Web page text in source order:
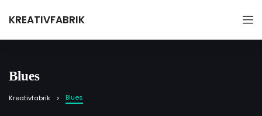
KREATIVFABRIK
Blues
Kreativfabrik Blues